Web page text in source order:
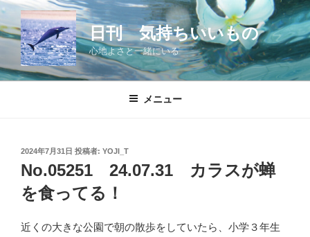
コ
ン
テ
ツ
日刊 気持ちいいもの
心地よさと一緒にいる
メニュー
投
稿
日:
2024年7月31日 投稿者: YOJI_T
No.05251 24.07.31 カラスが蝉
を食ってる！
近くの大きな公園で朝の散歩をしていたら、小学３年生